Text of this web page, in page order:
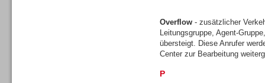
Overflow - zusätzlicher
Leitungsgruppe, Agent-
übersteigt. Diese Anrufer
Center zur Bearbeitung
P